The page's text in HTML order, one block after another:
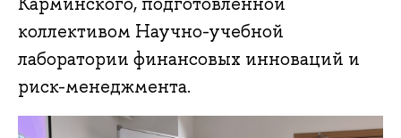
коллективом Научно-учебной
лаборатории финансовых инноваций и
риск-менеджмента.